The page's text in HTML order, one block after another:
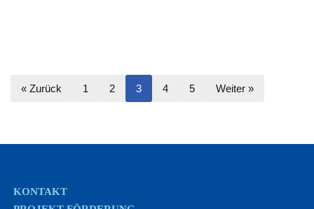
« Zurück 1 2 3 4 5 Weiter »
KONTAKT